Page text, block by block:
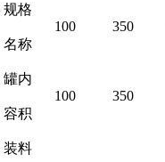
规格
名称
100 350
罐内
容积
100 350
装料